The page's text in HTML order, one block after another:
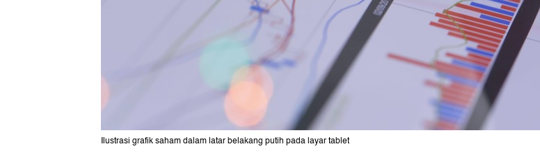
Ilustrasi grafik saham dalam latar belakang putih pada layar tablet